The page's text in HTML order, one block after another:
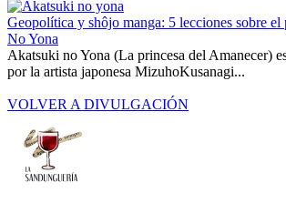
Geopolítica y shôjo manga: 5 lecciones sobre el
No Yona
Akatsuki no Yona (La princesa del Amanecer)
por la artista japonesa MizuhoKusanagi...
VOLVER A DIVULGACIÓN